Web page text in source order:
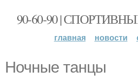
90-60-90 |
главная новости
Ночные танцы